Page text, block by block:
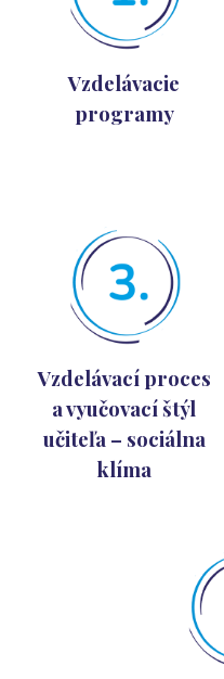
Vzdelávacie
programy
Vzdelávací proces
a vyučovací štýl
učiteľa – sociálna
klíma